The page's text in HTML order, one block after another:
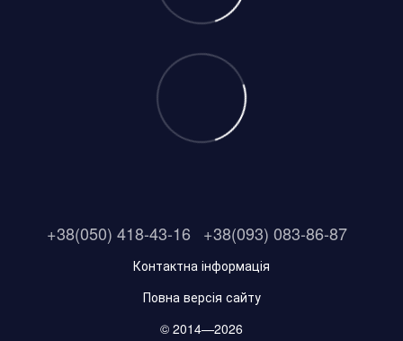
+38(050) 418-43-16 +38(093) 083-86-87
Контактна інформація
Повна версія сайту
© 2014—2026